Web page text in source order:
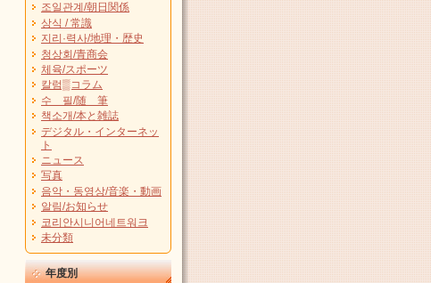
조일관계/朝日関係
상식 / 常識
지리·력사/地理・歴史
청상회/青商会
체육/スポーツ
칼럼▒コラム
수 필/随 筆
책소개/本と雑誌
デジタル・インターネッ
ト
ニュース
写真
음악・동영상/音楽・動画
알림/お知らせ
코리안시니어네트워크
未分類
年度別